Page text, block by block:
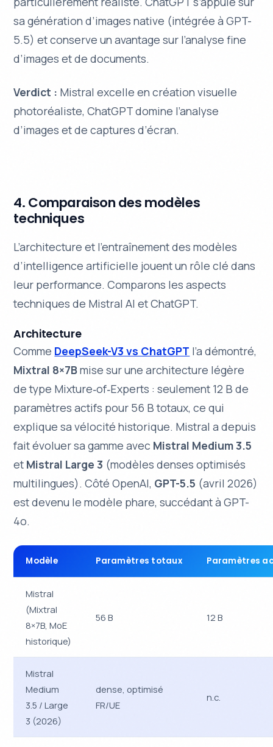
sa génération d’images native (intégrée à GPT-
5.5) et conserve un avantage sur l’analyse fine
d’images et de documents.
Verdict : Mistral excelle en création visuelle
photoréaliste, ChatGPT domine l’analyse
d’images et de captures d’écran.
4. Comparaison des modèles
techniques
L’architecture et l’entraînement des modèles
d’intelligence artificielle jouent un rôle clé dans
leur performance. Comparons les aspects
techniques de Mistral AI et ChatGPT.
Architecture
Comme DeepSeek-V3 vs ChatGPT l’a démontré,
Mixtral 8×7Bmise sur une architecture légère
de type Mixture‑of‑Experts : seulement 12 B de
paramètres actifs pour 56 B totaux, ce qui
explique sa vélocité historique. Mistral a depuis
fait évoluer sa gamme avec Mistral Medium 3.5
et Mistral Large 3 (modèles denses optimisés
multilingues). Côté OpenAI, GPT-5.5 (avril 2026)
est devenu le modèle phare, succédant à GPT-
4o.
Modèle Paramètres totaux Paramètres
Mistral
(Mixtral
8×7B, MoE
historique)
56 B 12 B
Mistral
Medium
3.5 / Large
3 (2026)
dense, optimisé
FR/UE
n.c.